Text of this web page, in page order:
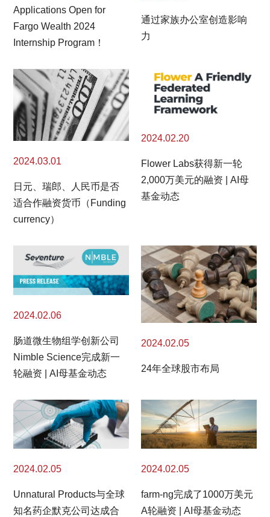
Applications Open for
Fargo Wealth 2024
Internship Program！
通过家族办公室创造影响
力
2024.03.01
日元、瑞郎、人民币是否
适合作融资货币（Funding
currency）
2024.02.20
Flower Labs获得新一轮
2,000万美元的融资 | AI母
基金动态
2024.02.06
肠道微生物组学创新公司
Nimble Science完成新一
轮融资 | AI母基金动态
2024.02.05
24年全球股市布局
2024.02.05
Unnatural Products与全球
知名药企默克公司达成合
2024.02.05
farm-ng完成了1000万美元
A轮融资 | AI母基金动态